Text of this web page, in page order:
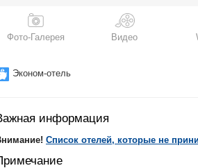
Стамбул (Левент-Маслак)
Стамбул (Старый город-Султанахмет)
Стамбул (Топкапы)
Стамбул Классический
Фетхие-Олюдениз
Фото-Галерея Видео
Эконом-отель
информация
Список отелей, которые не